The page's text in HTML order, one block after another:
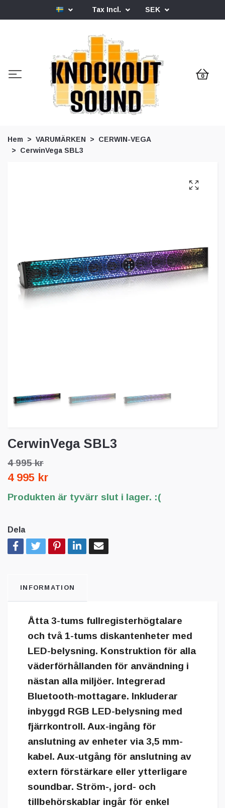
Tax Incl. SEK
0
Hem VARUMÄRKEN
CERWIN-VEGA
CerwinVega SBL3
CerwinVega SBL3
4 995 kr
4 995 kr
Produkten är tyvärr slut i lager. :(
Dela
INFORMATION
Åtta 3-tums fullregisterhögtalare
och två 1-tums diskantenheter med
LED-belysning. Konstruktion för alla
väderförhållanden för användning i
nästan alla miljöer. Integrerad
Bluetooth-mottagare. Inkluderar
inbyggd RGB LED-belysning med
fjärrkontroll. Aux-ingång för
anslutning av enheter via 3,5 mm-
kabel. Aux-utgång för anslutning av
extern förstärkare eller ytterligare
soundbar. Ström-, jord- och
tillbehörskablar ingår för enkel